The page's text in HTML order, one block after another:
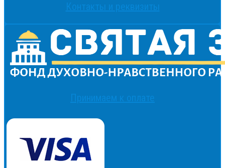
Контакты и реквизиты
Принимаем к оплате